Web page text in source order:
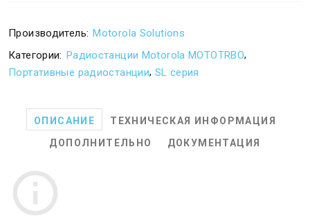
Производитель: Motorola Solutions
Категории: Радиостанции Motorola MOTOTRBO,
Портативные радиостанции, SL серия
ОПИСАНИЕ
ТЕХНИЧЕСКАЯ ИНФОРМАЦИЯ
ДОПОЛНИТЕЛЬНО
ДОКУМЕНТАЦИЯ